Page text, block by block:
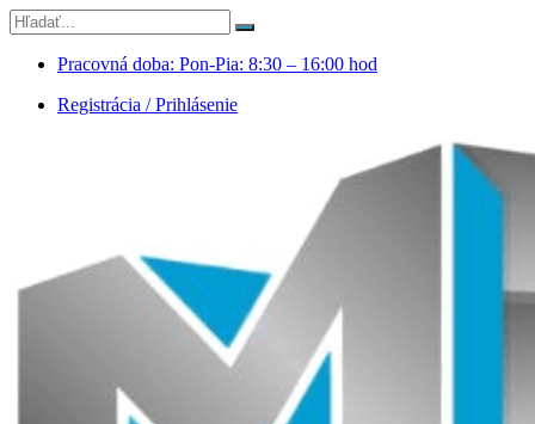
Pracovná doba: Pon-Pia: 8:30 – 16:00 hod
Registrácia / Prihlásenie